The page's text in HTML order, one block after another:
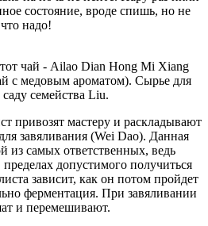
состояние, вроде спишь, но не
надо!
чай - Ailao Dian Hong Mi Xiang
с медовым ароматом). Сырье для
семейства Liu.
привозят мастеру и раскладывают
завяливания (Wei Dao). Данная
из самых ответственных, ведь
допустимого получиться
зависит, как он потом пройдет
ферментация. При завяливании
и перемешивают.